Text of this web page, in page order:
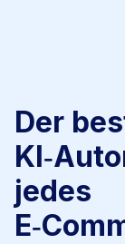
Der
jedes